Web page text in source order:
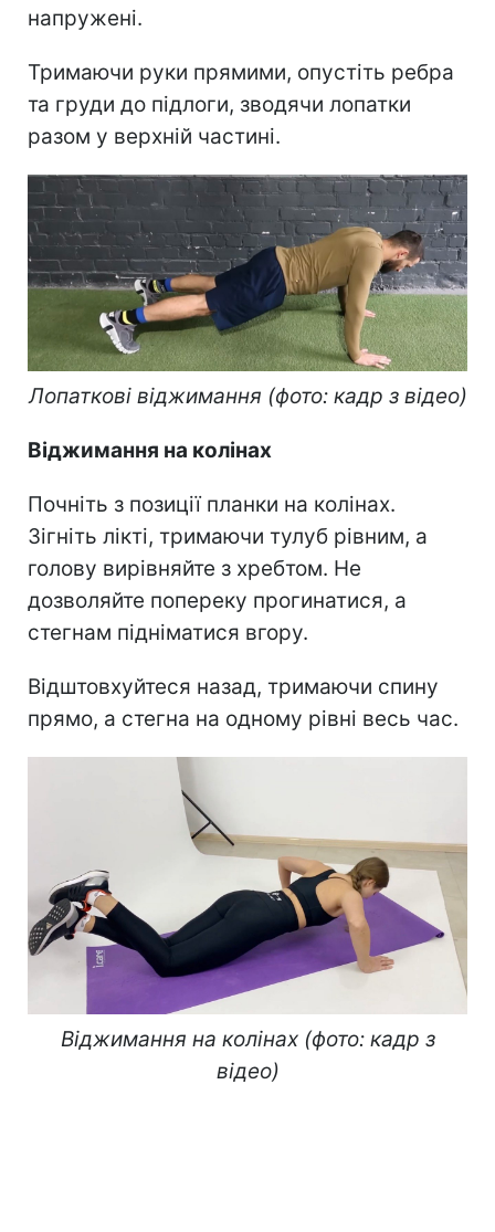
напружені.
Тримаючи руки прямими, опустіть ребра
та груди до підлоги, зводячи лопатки
разом у верхній частині.
Лопаткові віджимання (фото: кадр з відео)
Віджимання на колінах
Почніть з позиції планки на колінах.
Зігніть лікті, тримаючи тулуб рівним, а
голову вирівняйте з хребтом. Не
дозволяйте попереку прогинатися, а
стегнам підніматися вгору.
Відштовхуйтеся назад, тримаючи спину
прямо, а стегна на одному рівні весь час.
Віджимання на колінах (фото: кадр з
відео)